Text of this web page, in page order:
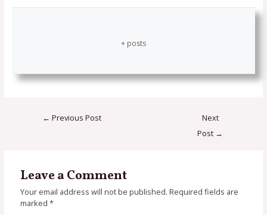
+ posts
← Previous Post
Next
Post →
Leave a Comment
Your email address will not be published. Required fields are
marked*